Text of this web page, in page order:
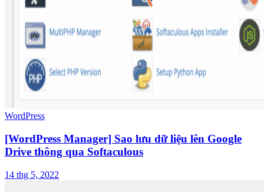
WordPress
[WordPress Manager] Sao lưu dữ liệu lên Google
Drive thông qua Softaculous
14 thg 5, 2022